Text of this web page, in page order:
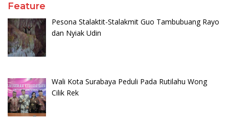
Feature
Pesona Stalaktit-Stalakmit Guo Tambubuang Rayo
dan Nyiak Udin
Wali Kota Surabaya Peduli Pada Rutilahu Wong
Cilik Rek